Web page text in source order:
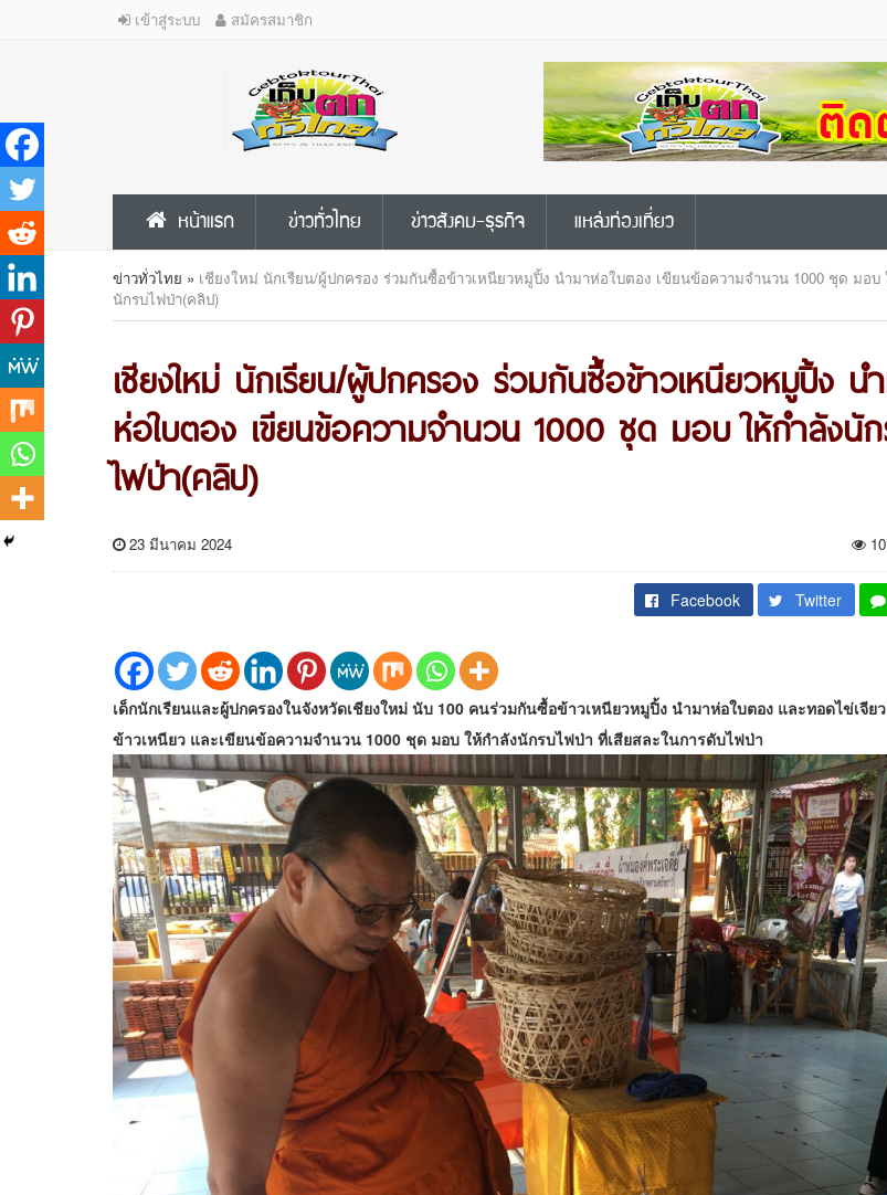
เข้าสู่ระบบ สมัครสมาชิก
หน้าแรก ข่าวทั่วไทย ข่าวสังคม-ธุรกิจ แหล่งท่องเที่ยว
ข่าวทั่วไทย » เชียงใหม่ นักเรียน/ผู้ปกครอง ร่วมกันซื้อข้าวเหนียวหมูปิ้ง นำมาห่อใบตอง เขียนข้อความจำนวน 1000 ชุด มอบ
นักรบไฟป่า(คลิป)
เชียงใหม่ นักเรียน/ผู้ปกครอง ร่วมกันซื้อข้าวเหนียวหมูปิ้ง น
ห่อใบตอง เขียนข้อความจำนวน 1000 ชุด มอบ ให้กำลังนั
ไฟป่า(คลิป)
23 มีนาคม 2024
Facebook Twitter
เด็กนักเรียนและผู้ปกครองในจังหวัดเชียงใหม่ นับ 100 คนร่วมกันซื้อข้าวเหนียวหมูปิ้ง นำมาห่อใบตอง และทอดไข่เจีย
ข้าวเหนียว และเขียนข้อความจำนวน 1000 ชุด มอบ ให้กำลังนักรบไฟป่า ที่เสียสละในการดับไฟป่า